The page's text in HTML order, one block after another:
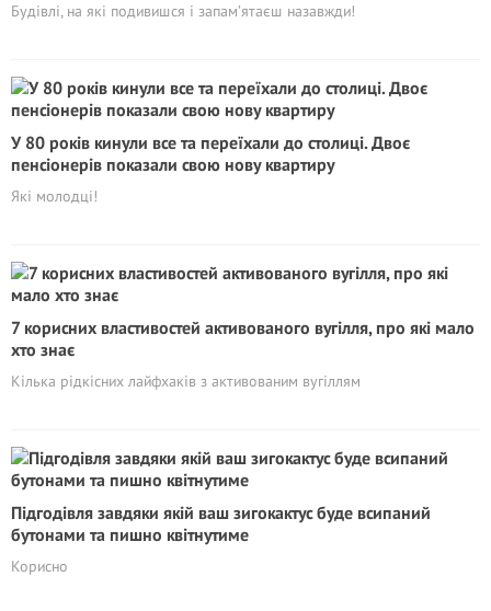
Будівлі, на які подивишся і запам’ятаєш назавжди!
У 80 років кинули все та переїхали до столиці. Двоє
пенсіонерів показали свою нову квартиру
Які молодці!
7 корисних властивостей активованого вугілля, про які мало
хто знає
Кілька рідкісних лайфхаків з активованим вугіллям
Підгодівля завдяки якій ваш зигокактус буде всипаний
бутонами та пишно квітнутиме
Корисно